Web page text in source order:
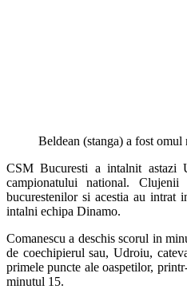
Beldean (stanga) a fost omul
CSM Bucuresti a intalnit
campionatului national.
bucurestenilor si acestia au
intalni echipa Dinamo.
Comanescu a deschis scorul in
de coechipierul sau, Udroiu,
primele puncte ale oaspetilor,
minutul 15.